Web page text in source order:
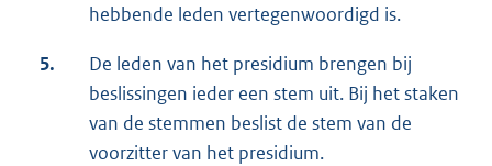
hebbende leden vertegenwoordigd is.
5.
De leden van het presidium brengen bij
beslissingen ieder een stem uit. Bij het staken
van de stemmen beslist de stem van de
voorzitter van het presidium.